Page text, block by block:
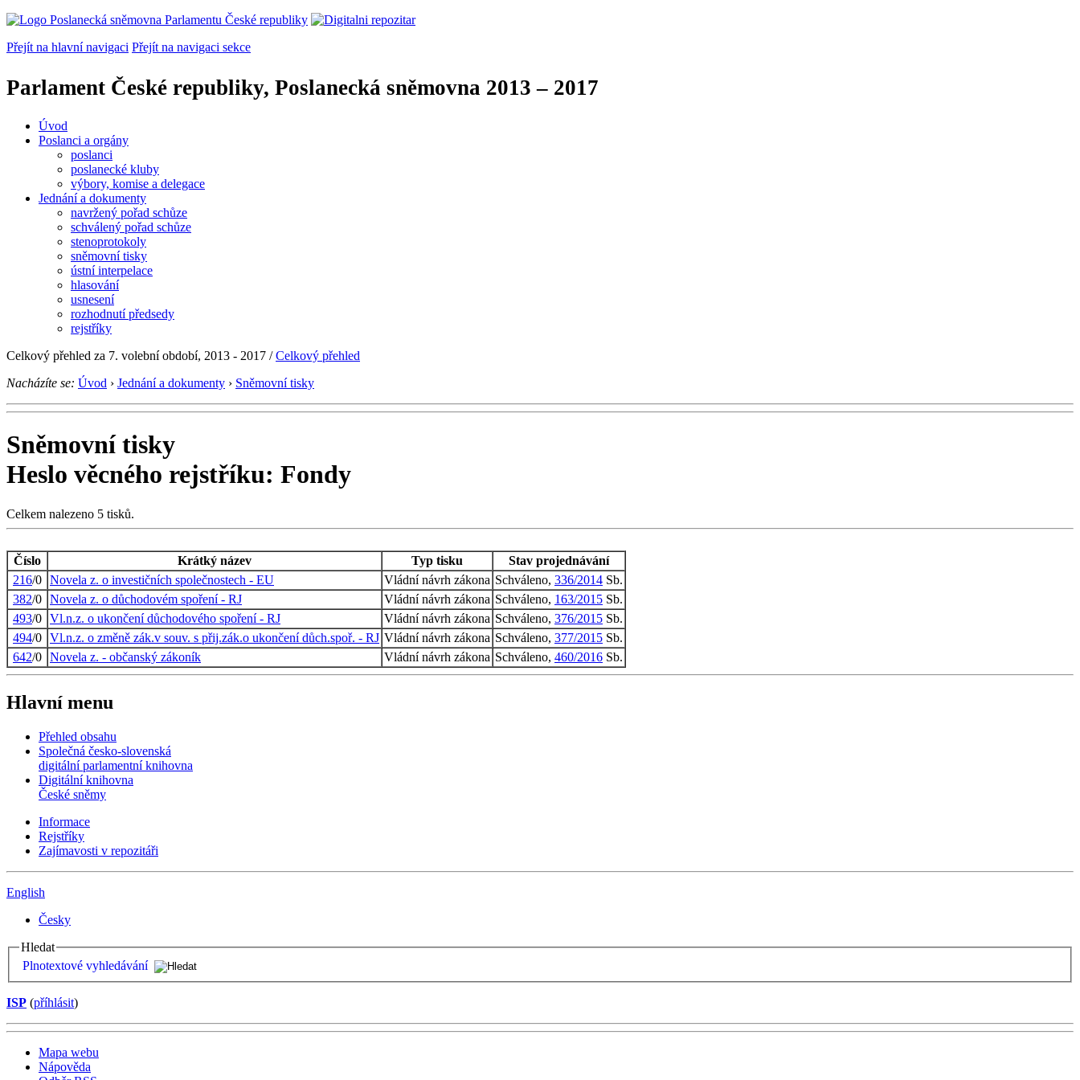
Přejít na hlavní navigaci Přejít na navigaci sekce
Parlament České republiky, Poslanecká sněmovna 2013 – 2017
Úvod
Poslanci a orgány
poslanci
poslanecké kluby
výbory, komise a delegace
Jednání a dokumenty
navržený pořad schůze
schválený pořad schůze
stenoprotokoly
sněmovní tisky
ústní interpelace
hlasování
usnesení
rozhodnutí předsedy
rejstříky
Celkový přehled za 7. volební období, 2013 - 2017 /Celkový přehled
Nacházíte se: Úvod › Jednání a dokumenty › Sněmovní tisky
Sněmovní tisky
Heslo věcného rejstříku: Fondy
Celkem nalezeno 5 tisků.
Číslo Krátký název Typ tisku
Stav projednávání
216/0 Novela z. o investičních společnostech - EU Vládní návrh zákona Schváleno, 336/2014 Sb.
382/0 Novela z. o důchodovém spoření - RJ Vládní návrh zákona Schváleno, 163/2015 Sb.
493/0 Vl.n.z. o ukončení důchodového spoření - RJ Vládní návrh zákona Schváleno, 376/2015 Sb.
494/0 Vl.n.z. o změně zák.v souv. s přij.zák.o ukončení důch.spoř. - RJ Vládní návrh zákona Schváleno, 377/2015 Sb.
642/0 Novela z. - občanský zákoník Vládní návrh zákona Schváleno, 460/2016 Sb.
Hlavní menu
Přehled obsahu
Společná česko-slovenská
digitální parlamentní knihovna
Digitální knihovna
České sněmy
Informace
Rejstříky
Zajímavosti v repozitáři
English
Česky
Hledat
Plnotextové vyhledávání
ISP (příhlásit)
Mapa webu
Nápověda